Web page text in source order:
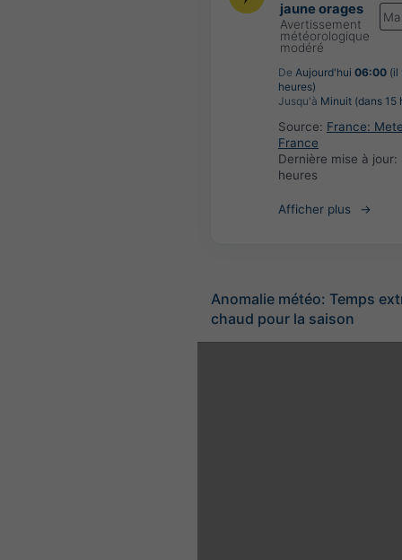
jaune orages
Avertissement
météorologique
modéré
De Aujourd'hui 06:00 (il
heures)
Jusqu'à Minuit (dans 15
Source: France:
France
Dernière mise à jour:
heures
Afficher plus
Anomalie météo: Temps
chaud pour la saison